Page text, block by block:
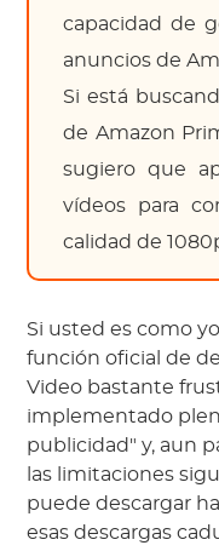
capacidad de
anuncios de
Si está
de Amazon
sugiero que
vídeos para
calidad de
Si usted es como
función oficial de
Video bastante
implementado
publicidad" y, aun
las limitaciones
puede descargar
esas descargas